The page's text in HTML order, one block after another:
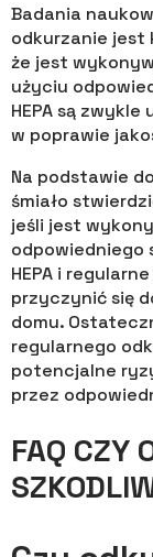
Badania
odkurzanie jest
że jest
użyciu
HEPA są
w poprawie
Na podstawie
śmiało
jeśli jest
odpowiedniego
HEPA i
przyczynić się
domu.
regularnego
potencjalne
przez
FAQ CZY